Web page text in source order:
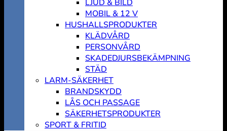
LJUD & BILD
MOBIL & 12 V
HUSHALLSPRODUKTER
KLÄDVÅRD
PERSONVÅRD
SKADEDJURSBEKÄMPNING
STÄD
LARM-SÄKERHET
BRANDSKYDD
LÅS OCH PASSAGE
SÄKERHETSPRODUKTER
SPORT & FRITID